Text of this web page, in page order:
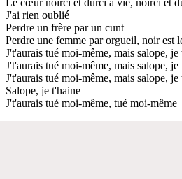
J'ai rien oublié
Perdre un frère par un cunt
Perdre une femme par orgueil, noir est
J't'aurais tué moi-même, mais salope, je
J't'aurais tué moi-même, mais salope, je
J't'aurais tué moi-même, mais salope, je
Salope, je t'haine
J't'aurais tué moi-même, tué moi-même